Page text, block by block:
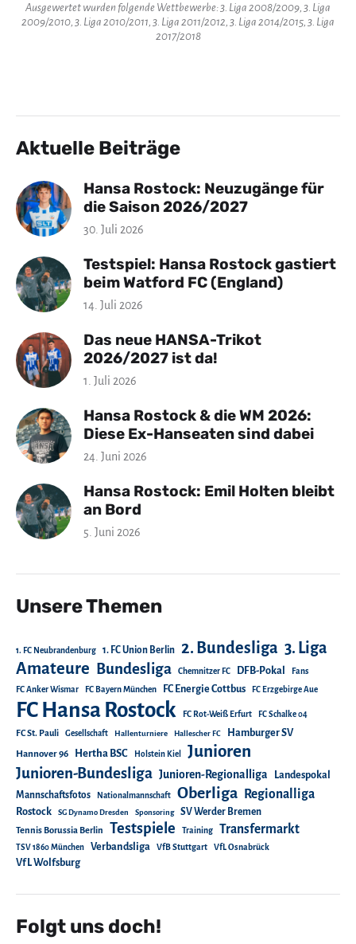
Ausgewertet wurden folgende Wettbewerbe: 3. Liga 2008/2009, 3. Liga
2009/2010, 3. Liga 2010/2011, 3. Liga 2011/2012, 3. Liga 2014/2015, 3. Liga
2017/2018
Aktuelle Beiträge
Hansa Rostock: Neuzugänge für
die Saison 2026/2027
30. Juli 2026
Testspiel: Hansa Rostock gastiert
beim Watford FC (England)
14. Juli 2026
Das neue HANSA-Trikot
2026/2027 ist da!
1. Juli 2026
Hansa Rostock & die WM 2026:
Diese Ex-Hanseaten sind dabei
24. Juni 2026
Hansa Rostock: Emil Holten bleibt
an Bord
5. Juni 2026
Unsere Themen
1. FC Neubrandenburg 1. FC Union Berlin 2. Bundesliga 3. Liga
Amateure Bundesliga Chemnitzer FC DFB-Pokal Fans
FC Anker Wismar FC Bayern München FC Energie Cottbus FC Erzgebirge Aue
FC Hansa Rostock FC Rot-Weiß Erfurt FC Schalke 04
FC St. Pauli Gesellschaft Hallenturniere Hallescher FC Hamburger SV
Hannover 96 Hertha BSC Holstein Kiel Junioren
Junioren-Bundesliga Junioren-Regionalliga
Landespokal
Mannschaftsfotos
Nationalmannschaft Oberliga Regionalliga
Rostock SG Dynamo Dresden Sponsoring SV Werder Bremen
Tennis Borussia Berlin Testspiele Training Transfermarkt
TSV 1860 München Verbandsliga VfB Stuttgart VfL Osnabrück
VfL Wolfsburg
Folgt uns doch!